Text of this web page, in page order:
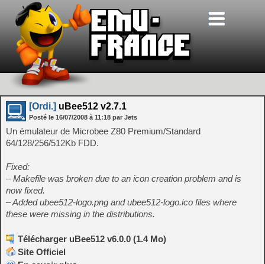
[Ordi.] uBee512 v2.7.1
Posté le 16/07/2008 à 11:18 par Jets
Un émulateur de Microbee Z80 Premium/Standard
64/128/256/512Kb FDD.
Fixed:
– Makefile was broken due to an icon creation problem and is
now fixed.
– Added ubee512-logo.png and ubee512-logo.ico files where
these were missing in the distributions.
Télécharger uBee512 v6.0.0 (1.4 Mo)
Site Officiel